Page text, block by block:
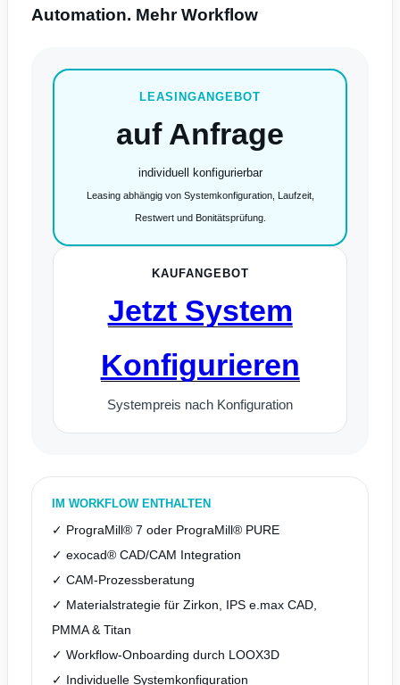
Automation. Mehr Workflow
LEASINGANGEBOT
auf Anfrage
individuell konfigurierbar
Leasing abhängig von Systemkonfiguration, Laufzeit,
Restwert und Bonitätsprüfung.
KAUFANGEBOT
Jetzt System
Konfigurieren
Systempreis nach Konfiguration
IM WORKFLOW ENTHALTEN
✓ PrograMill® 7 oder PrograMill® PURE
✓ exocad® CAD/CAM Integration
✓ CAM-Prozessberatung
✓ Materialstrategie für Zirkon, IPS e.max CAD,
PMMA & Titan
✓ Workflow-Onboarding durch LOOX3D
✓ Individuelle Systemkonfiguration